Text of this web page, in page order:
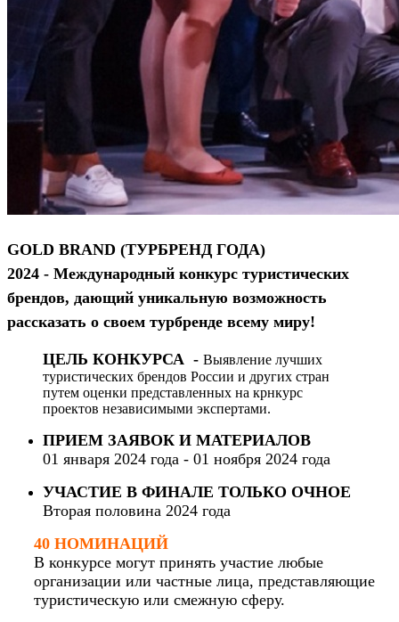
GOLD BRAND (ТУРБРЕНД ГОДА)
2024 - Международный конкурс туристических
брендов, дающий уникальную возможность
рассказать о своем турбренде всему миру!
ЦЕЛЬ КОНКУРСА - Выявление лучших
туристических брендов России и других стран
путем оценки представленных на крнкурс
проектов независимыми экспертами.
ПРИЕМ ЗАЯВОК И МАТЕРИАЛОВ
01 января 2024 года - 01 ноября 2024 года
УЧАСТИЕ В ФИНАЛЕ ТОЛЬКО ОЧНОЕ
Вторая половина 2024 года
40 НОМИНАЦИЙ
В конкурсе могут принять участие любые
организации или частные лица, представляющие
туристическую или смежную сферу.